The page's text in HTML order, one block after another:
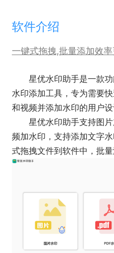
软件介绍
一键式拖拽,批量添加效
星优水印助手是一款功
水印添加工具，专为需要
和视频并添加水印的用户设
星优水印助手支持图片
频加水印，支持添加文字
式拖拽文件到软件中，批量